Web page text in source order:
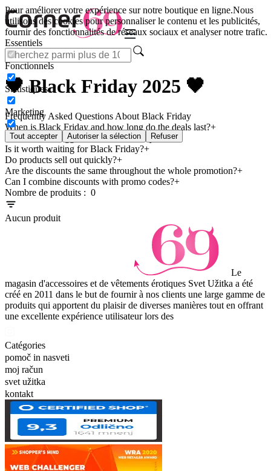
Pour améliorer votre expérience sur notre boutique en ligne.Nous
utilisons des cookies pour personnaliser le contenu et les publicités,
fournir des fonctionnalités de réseaux sociaux et analyser notre trafic.
Essentiels
Fonctionnels
Statistiques
Marketing
Tout accepter Autoriser la sélection Refuser
🖤 Black Friday 2025 🖤
Frequently Asked Questions About Black Friday
When is Black Friday and how long do the deals last?
Are these the biggest discounts of the year?
Is it worth waiting for Black Friday?
Do products sell out quickly?
Are the discounts the same throughout the whole promotion?
Can I combine discounts with promo codes?
Nombre de produits : 0
Aucun produit
Le
magasin d'accessoires et de vêtements érotiques Svet Užitka a été
créé en 2011 dans le but de fournir à nos clients une large gamme de
produits qui apportent du plaisir de diverses manières tout en offrant
une excellente expérience utilisateur lors des
Catégories
pomoč in nasveti
moj račun
svet užitka
kontakt